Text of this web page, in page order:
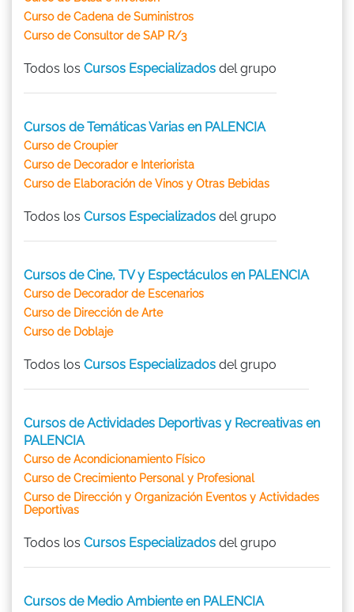
Curso de Cadena de Suministros
Curso de Consultor de SAP R/3
Todos los Cursos Especializados del grupo
Cursos de Temáticas Varias en PALENCIA
Curso de Croupier
Curso de Decorador e Interiorista
Curso de Elaboración de Vinos y Otras Bebidas
Todos los Cursos Especializados del grupo
Cursos de Cine, TV y Espectáculos en PALENCIA
Curso de Decorador de Escenarios
Curso de Dirección de Arte
Curso de Doblaje
Todos los Cursos Especializados del grupo
Cursos de Actividades Deportivas y Recreativas en
PALENCIA
Curso de Acondicionamiento Físico
Curso de Crecimiento Personal y Profesional
Curso de Dirección y Organización Eventos y Actividades
Deportivas
Todos los Cursos Especializados del grupo
Cursos de Medio Ambiente en PALENCIA